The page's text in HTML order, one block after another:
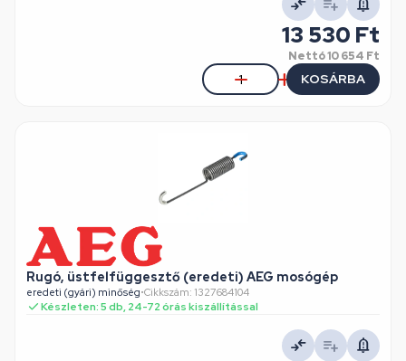
13 530 Ft
Nettó10 654 Ft
KOSÁRBA
Rugó, üstfelfüggesztő (eredeti) AEG mosógép
eredeti (gyári) minőség•Cikkszám: 1327684104
Készleten: 5 db, 24-72 órás kiszállítással